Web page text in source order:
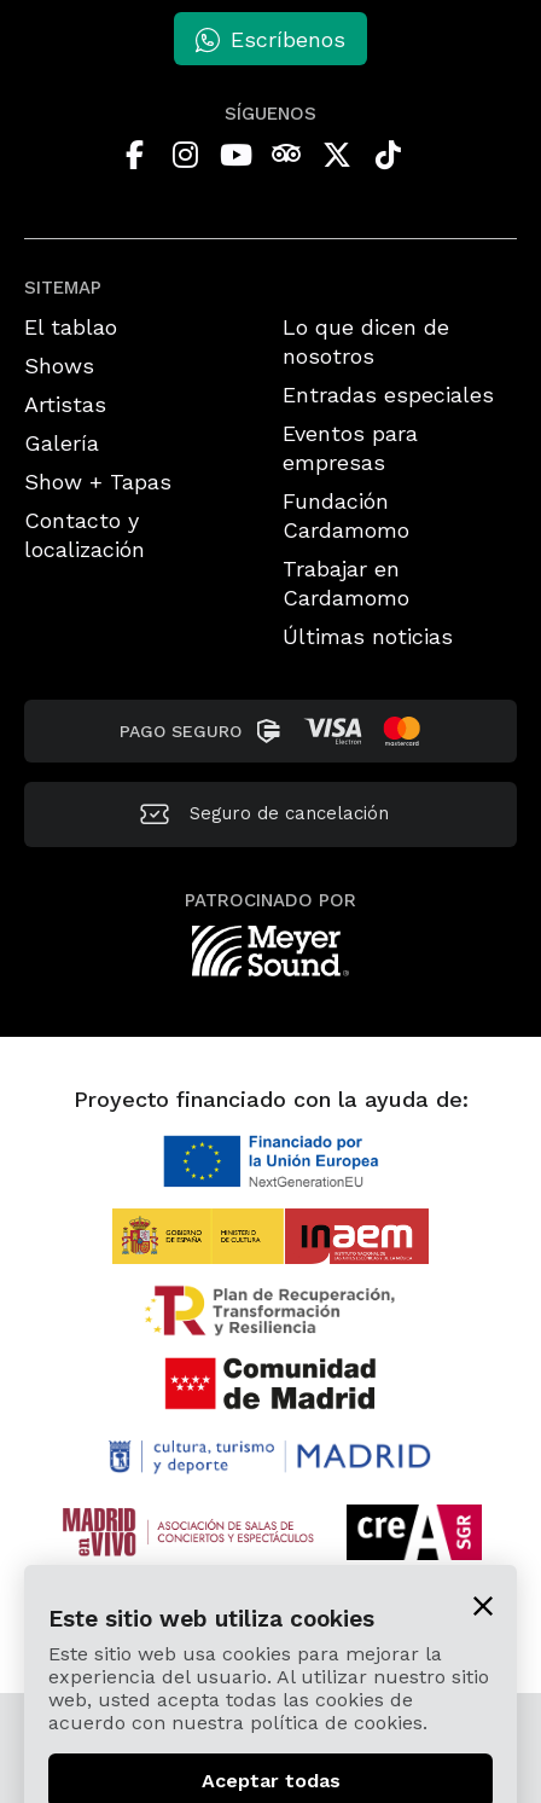
SITEMAP
El tablao
Shows
Artistas
Galería
Show + Tapas
Contacto y
localización
Lo que dicen de
nosotros
Entradas especiales
Eventos para
empresas
Fundación
Cardamomo
Trabajar en
Cardamomo
Últimas noticias
Escríbenos
SÍGUENOS
PAGO SEGURO
Seguro de cancelación
PATROCINADO POR
Proyecto financiado con la ayuda de:
© 2026 Cardamomo Flamenco Madrid - Todos los
derechos reservados.
Aviso Legal y Política de Privacidad
Este sitio web utiliza cookies
Este sitio web usa cookies para mejorar la
experiencia del usuario. Al utilizar nuestro sitio
web, usted acepta todas las cookies de
acuerdo con nuestra política de cookies.
Aceptar todas